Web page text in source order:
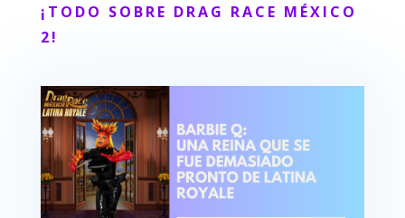
¡TODO SOBRE DRAG RACE MÉXICO
2!